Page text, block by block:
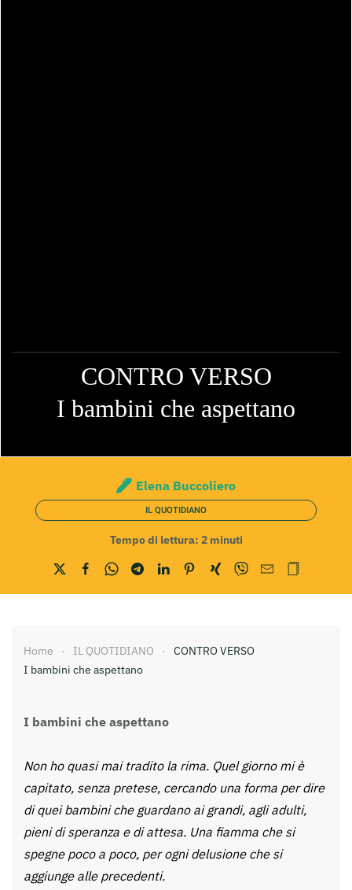
CONTRO VERSO
I bambini che aspettano
Elena Buccoliero
IL QUOTIDIANO
Tempo di lettura: 2 minuti
Home IL QUOTIDIANO
CONTRO VERSO
I bambini che aspettano
I bambini che aspettano
Non ho quasi mai tradito la rima. Quel giorno mi è
capitato, senza pretese, cercando una forma per dire
di quei bambini che guardano ai grandi, agli adulti,
pieni di speranza e di attesa. Una fiamma che si
spegne poco a poco, per ogni delusione che si
aggiunge alle precedenti.